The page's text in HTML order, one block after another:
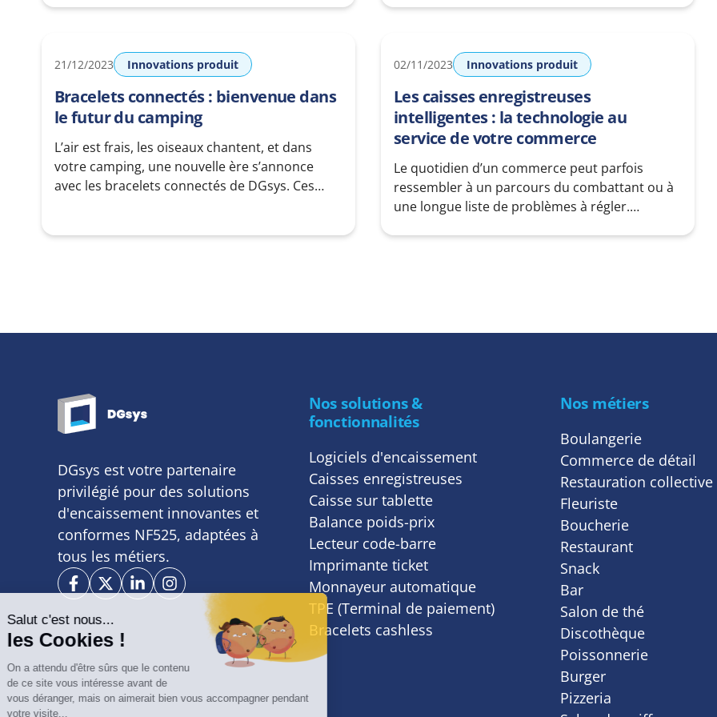
Prêt pour challenger les chaines de magasins
savoir faire durant les
d’optimiser l’efficacité opérationnelle et
d’améliorer significativement l’expérience
client. Imaginez un système où la gestion des
paiements et
21/12/2023 Innovations produit
Bracelets connectés : bienvenue dans
le futur du camping
L’air est frais, les oiseaux chantent, et dans
votre camping, une nouvelle ère s’annonce
avec les bracelets connectés de DGsys. Ces
complètement leur expérience de camping.
02/11/2023 Innovations produit
Les caisses enregistreuses
intelligentes : la technologie au
service de votre commerce
Le quotidien d’un commerce peut parfois
ressembler à un parcours du combattant ou à
une longue liste de problèmes à régler.
DGsys est votre partenaire
privilégié pour des solutions
d'encaissement innovantes et
conformes NF525, adaptées à
tous les métiers.
Nos solutions &
fonctionnalités
Logiciels d'encaissement
Caisses enregistreuses
Caisse sur tablette
Balance poids-prix
Lecteur code-barre
Imprimante ticket
Monnayeur automatique
TPE (Terminal de paiement)
Bracelets cashless
Nos métiers
Boulangerie
Commerce de détail
Restauration collective
Fleuriste
Boucherie
Restaurant
Snack
Bar
Salon de thé
Discothèque
Poissonnerie
Burger
Pizzeria